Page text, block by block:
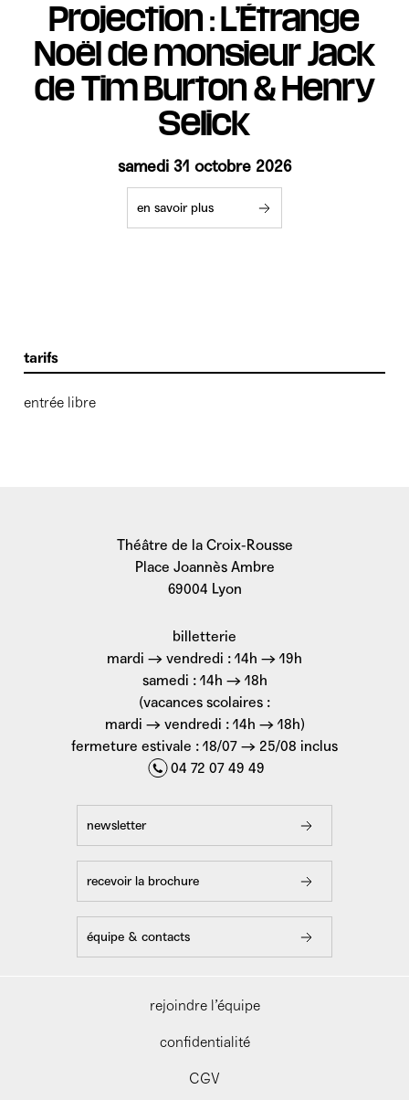
Projection : L’Étrange
Noël de monsieur Jack
de Tim Burton & Henry
Selick
samedi 31 octobre 2026
en savoir plus
tarifs
entrée libre
Théâtre de la Croix-Rousse
Place Joannès Ambre
69004 Lyon
billetterie
mardi → vendredi : 14h → 19h
samedi : 14h → 18h
(vacances scolaires :
mardi → vendredi : 14h → 18h)
fermeture estivale : 18/07 → 25/08 inclus
04 72 07 49 49
newsletter
recevoir la brochure
équipe & contacts
rejoindre l’équipe
confidentialité
CGV